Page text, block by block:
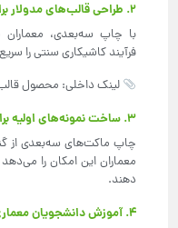
2. طراحی قالب‌های مدولار برای کاشیکاری سنتی
با چاپ سه‌بعدی، معماران
فرآیند کاشیکاری سنتی را
لینک داخلی: محصول
3. ساخت نمونه‌های اولیه برای ارزیابی زیبایی‌شناسی
چاپ ماکت‌های سه‌بعدی از
معماران این امکان را می‌دهد
دهند.
4. آموزش دانشجویان معماری با مدل‌های واقعی